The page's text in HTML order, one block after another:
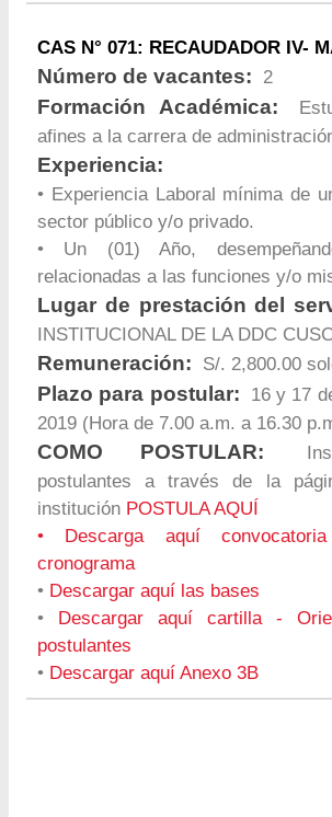
CAS N° 071: RECAUDADOR IV-
Número de vacantes: 2
Formación Académica:
afines a la carrera de
Experiencia:
• Experiencia Laboral mínima de
sector público y/o privado.
• Un (01) Año,
relacionadas a las funciones y/o
Lugar de prestación del
INSTITUCIONAL DE LA DDC
Remuneración: S/. 2,800.00
Plazo para postular:
16 y 17
2019 (Hora de 7.00 a.m. a 16.30
COMO POSTULAR:
postulantes a través de la
institución POSTULA AQUÍ
•
Descarga aquí
cronograma
• Descargar aquí las bases
•
Descargar aquí cartilla -
postulantes
• Descargar aquí Anexo 3B